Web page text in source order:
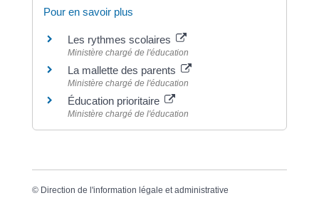
Pour en savoir plus
Les rythmes scolaires
Ministère chargé de l'éducation
La mallette des parents
Ministère chargé de l'éducation
Éducation prioritaire
Ministère chargé de l'éducation
© Direction de l'information légale et administrative